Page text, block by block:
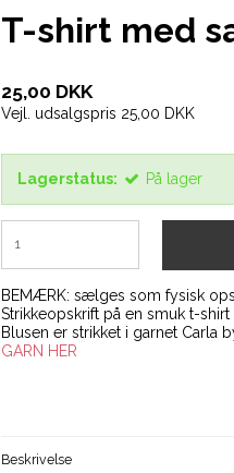
T-shirt med
25,00 DKK
Vejl. udsalgspris 25,00 DKK
Lagerstatus: På lager
BEMÆRK: sælges som fysisk
Strikkeopskrift på en smuk t-
Blusen er strikket i garnet Carla
GARN HER
Beskrivelse